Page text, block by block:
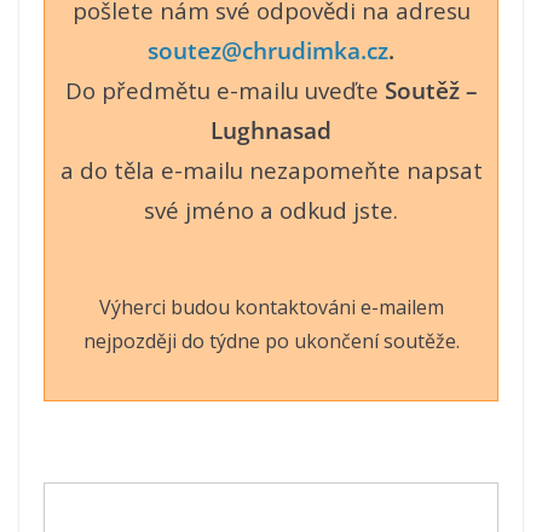
pošlete nám své odpovědi na adresu
soutez@chrudimka.cz.
Do předmětu e-mailu uveďte Soutěž –
Lughnasad
a do těla e-mailu nezapomeňte napsat
své jméno a odkud jste.
Výherci budou kontaktováni e-mailem
nejpozději do týdne po ukončení soutěže.